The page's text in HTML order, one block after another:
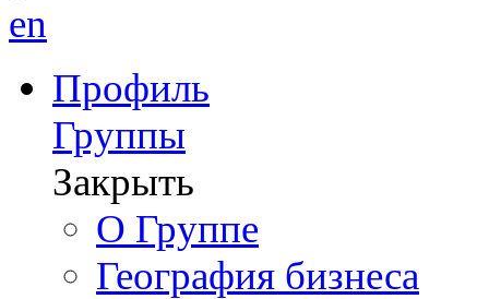
en
Профиль
Группы
Закрыть
О Группе
География бизнеса